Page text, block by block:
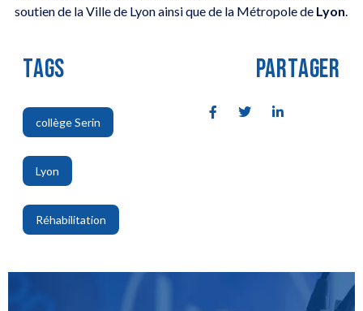
soutien de la Ville de Lyon ainsi que de la Métropole de Lyon
TAGS
collège Serin
,
Lyon
,
Réhabilitation
PARTAGER